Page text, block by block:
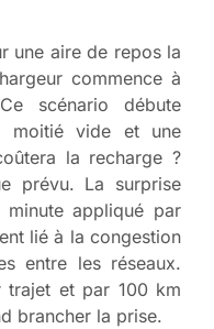
une aire de repos la
commence à
scénario débute
moitié vide et une
la recharge ?
prévu. La surprise
appliqué par
lié à la congestion
entre les réseaux.
trajet et par 100 km
brancher la prise.